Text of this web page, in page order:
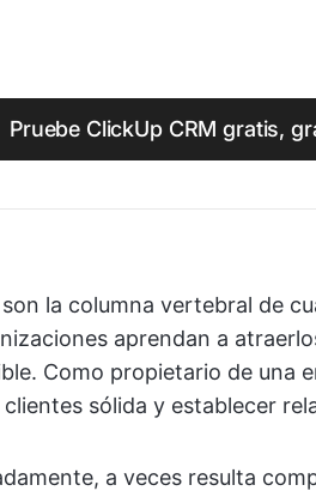
Pruebe ClickUp CRM gratis,
la columna vertebral de
aprendan a
Como propietario de una
clientes sólida y establecer
a veces resulta